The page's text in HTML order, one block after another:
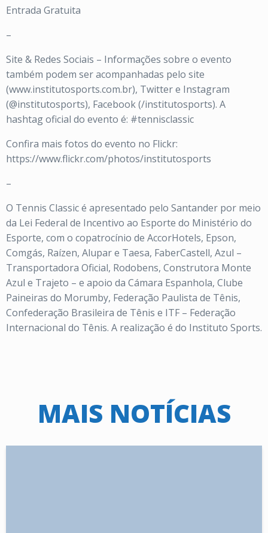
Entrada Gratuita
–
Site & Redes Sociais – Informações sobre o evento
também podem ser acompanhadas pelo site
(www.institutosports.com.br), Twitter e Instagram
(@institutosports), Facebook (/institutosports). A
hashtag oficial do evento é: #tennisclassic
Confira mais fotos do evento no Flickr:
https://www.flickr.com/photos/institutosports
–
O Tennis Classic é apresentado pelo Santander por meio
da Lei Federal de Incentivo ao Esporte do Ministério do
Esporte, com o copatrocínio de AccorHotels, Epson,
Comgás, Raízen, Alupar e Taesa, FaberCastell, Azul –
Transportadora Oficial, Rodobens, Construtora Monte
Azul e Trajeto – e apoio da Cámara Espanhola, Clube
Paineiras do Morumby, Federação Paulista de Tênis,
Confederação Brasileira de Tênis e ITF – Federação
Internacional do Tênis. A realização é do Instituto Sports.
MAIS NOTÍCIAS